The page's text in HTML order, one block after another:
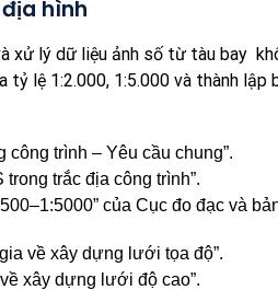
hình
lý dữ liệu ảnh số từ tàu bay
lệ 1:2.000, 1:5.000 và thành lập
trình – Yêu cầu chung”.
trắc địa công trình”.
của Cục đo đạc và
về xây dựng lưới tọa độ”.
xây dựng lưới độ cao”.